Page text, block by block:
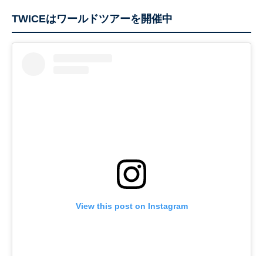
TWICEはワールドツアーを開催中
View this post on Instagram